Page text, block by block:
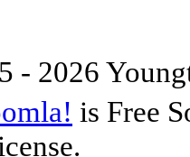
- 2026
is Free